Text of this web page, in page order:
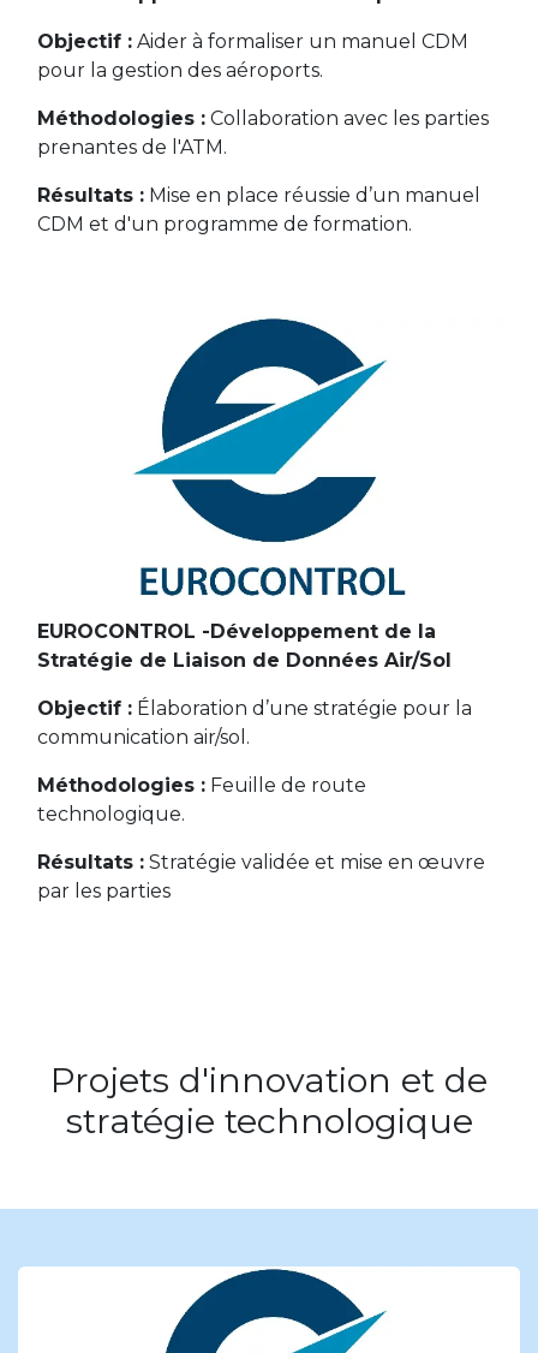
Objectif : Aider à formaliser un manuel CDM
pour la gestion des aéroports.
Méthodologies : Collaboration avec les parties
prenantes de l'ATM.
Résultats : Mise en place réussie d’un manuel
CDM et d'un programme de formation.
EUROCONTROL -Développement de la
Stratégie de Liaison de Données Air/Sol
Objectif : Élaboration d’une stratégie pour la
communication air/sol.
Méthodologies : Feuille de route
technologique.
Résultats : Stratégie validée et mise en œuvre
par les parties
Projets d'innovation et de
stratégie technologique